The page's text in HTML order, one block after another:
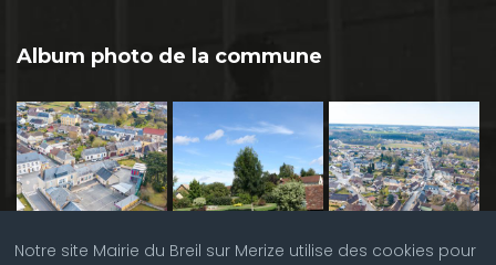
Notre site Mairie du Breil sur Merize utilise des cookies pour
Album photo de la commune